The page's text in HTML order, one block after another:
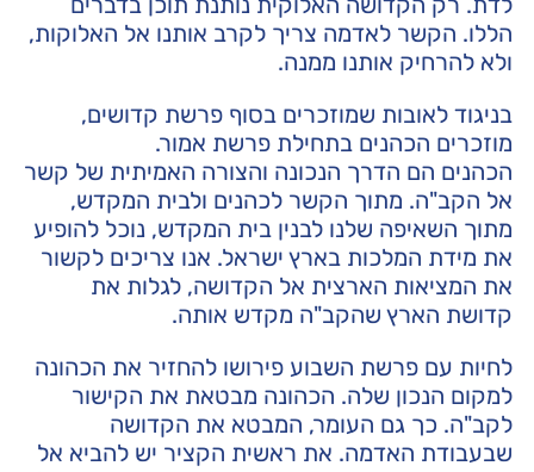
הללו. הקשר לאדמה צריך לקרב אותנו אל האלוקות,
ולא להרחיק אותנו ממנה.
בניגוד לאובות שמוזכרים בסוף פרשת קדושים,
מוזכרים הכהנים בתחילת פרשת אמור.
הכהנים הם הדרך הנכונה והצורה האמיתית של קשר
אל הקב"ה. מתוך הקשר לכהנים ולבית המקדש,
מתוך השאיפה שלנו לבנין בית המקדש, נוכל להופיע
את מידת המלכות בארץ ישראל. אנו צריכים לקשור
את המציאות הארצית אל הקדושה, לגלות את
קדושת הארץ שהקב"ה מקדש אותה.
לחיות עם פרשת השבוע פירושו להחזיר את הכהונה
למקום הנכון שלה. הכהונה מבטאת את הקישור
לקב"ה. כך גם העומר, המבטא את הקדושה
שבעבודת האדמה. את ראשית הקציר יש להביא אל